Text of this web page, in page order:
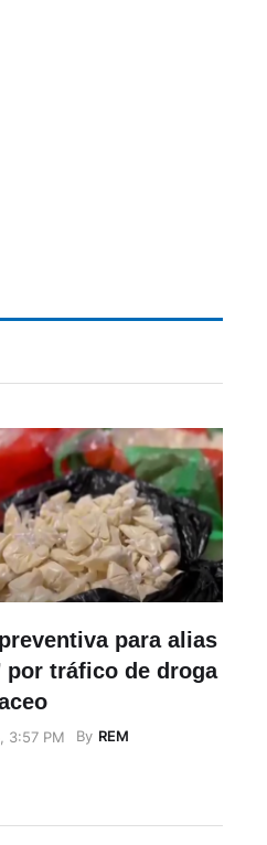
para alias
por tráfico de droga
3:57 PM By REM